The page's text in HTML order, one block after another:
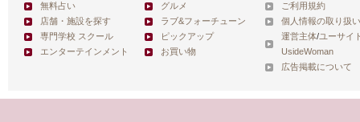
無料占い
店舗・施設を探す
専門学校 スクール
エンターテインメント
グルメ
ラブ&フォーチューン
ピックアップ
お買い物
ご利用規約
個人情報の取り扱
運営主体/ユーサイ
UsideWoman
広告掲載について